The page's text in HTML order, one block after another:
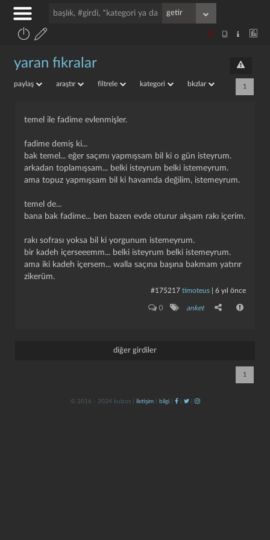
yaran fıkralar
paylaş araştır filtrele kategori bkzlar 1
temel ile fadime evlenmişler.
fadime demiş ki...
bak temel... eğer saçımı yapmışsam bil ki o gün isteyrum.
arkadan toplamışsam... belki isteyrum belki istemeyrum.
ama topuz yapmışsam bil ki havamda değilim, istemeyrum.
temel de...
bana bak fadime... ben bazen evde oturur akşam rakı içerim.
rakı sofrası yoksa bil ki yorgunum istemeyrum.
bir kadeh içerseeemm... belki isteyrum belki istemeyrum.
ama iki kadeh içersem... walla saçına başına bakmam yatırır
zikerüm.
#175217 timoteus 6 yıl önce
0 anket
diğer girdiler
1
kaydet
© 2016 - 2024 kulzos | iletişim| bilgi| | |